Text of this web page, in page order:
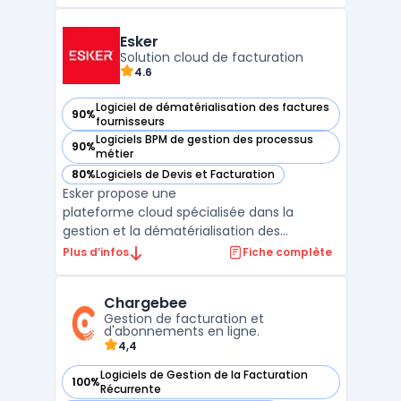
personnalisés. En plus de cela, Invoice Ninja
permet d'accep ...
Esker
Solution cloud de facturation
4.6
90%Logiciel de dématérialisation des factures
fournisseurs
— voir Esker dans cette catégorie
90%Logiciels BPM de gestion des processus
métier
— voir Esker dans cette catégorie
80%Logiciels de Devis et Facturation
— voir Esker dans cette catégorie
Esker propose une
plateforme cloud spécialisée dans la
gestion et la dématérialisation des
factures, conformément aux nouvelles
d'automatiser le traitement et l'émission
des factures fournisseurs ...
Plus d’infos Fiche complète
Chargebee
Gestion de facturation et
d'abonnements en ligne.
4,4
100%Logiciels de Gestion de la Facturation
Récurrente
— voir Chargebee dans cette catégorie